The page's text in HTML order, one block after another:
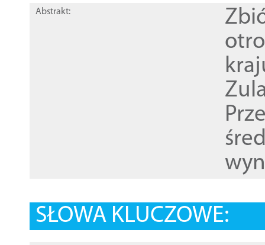
Abstrakt:
SŁOWA KLUCZOWE: